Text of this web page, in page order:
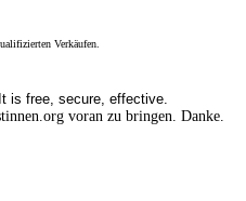
Verkäufen.
voran zu bringen. Danke.